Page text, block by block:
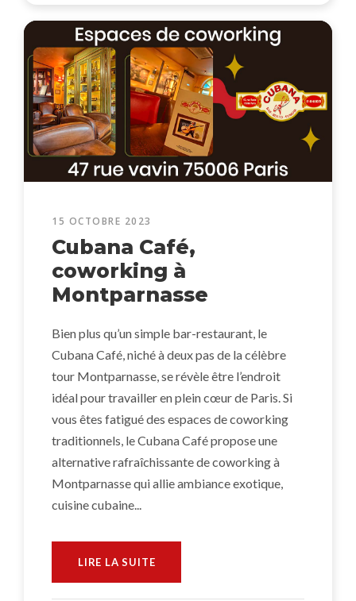
15 OCTOBRE 2023
Cubana Café,
coworking à
Montparnasse
Bien plus qu’un simple bar-restaurant, le
Cubana Café, niché à deux pas de la célèbre
tour Montparnasse, se révèle être l’endroit
idéal pour travailler en plein cœur de Paris. Si
vous êtes fatigué des espaces de coworking
traditionnels, le Cubana Café propose une
alternative rafraîchissante de coworking à
Montparnasse qui allie ambiance exotique,
cuisine cubaine...
LIRE LA SUITE